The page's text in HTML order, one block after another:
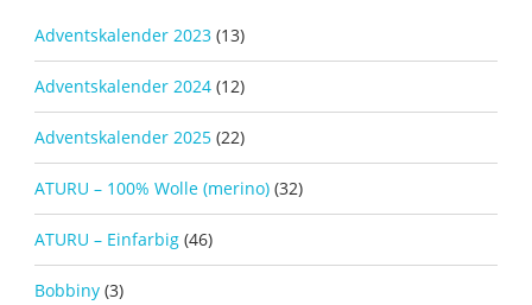
Adventskalender 2023 (13)
Adventskalender 2024 (12)
Adventskalender 2025 (22)
ATURU – 100% Wolle (merino) (32)
ATURU – Einfarbig (46)
Bobbiny (3)